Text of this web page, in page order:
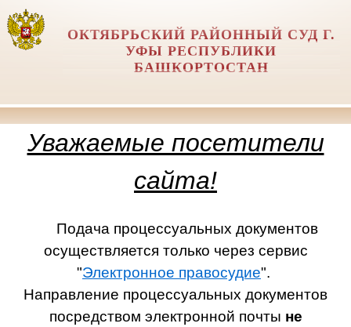
ОКТЯБРЬСКИЙ РАЙОННЫЙ СУД Г.
УФЫ РЕСПУБЛИКИ
БАШКОРТОСТАН
Уважаемые посетители
сайта!
Подача процессуальных документов
осуществляется только через сервис
"Электронное правосудие".
Направление процессуальных документов
посредством электронной почты не